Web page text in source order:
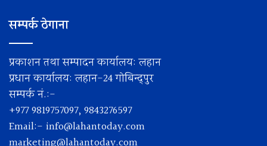
सम्पर्क ठेगाना
प्रकाशन तथा सम्पादन कार्यालय: लहान
प्रधान कार्यालय: लहान-24 गोबिन्द्पुर
सम्पर्क नं.:-
+977 9819757097, 9843276597
Email:- info@lahantoday.com